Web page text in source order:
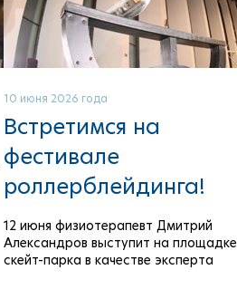
10 июня 2026 года
Встретимся на
фестивале
роллерблейдинга!
12 июня физиотерапевт Дмитрий
Александров выступит на площадке
скейт-парка в качестве эксперта